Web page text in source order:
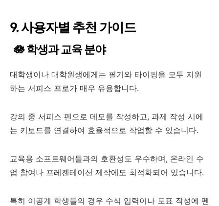
9. 사용자별 추천 가이드
🪷 학생과 교육 분야
대학생이나 대학원생에게는 필기와 타이핑을 모두 지원
하는 서피스 프로가 매우 유용합니다.
강의 중 서피스 펜으로 메모를 작성하고, 과제 작성 시에
는 키보드를 연결하여 효율적으로 작업할 수 있습니다.
교육용 소프트웨어들과의 호환성도 우수하며, 온라인 수
업 참여나 프레젠테이션 제작에도 최적화되어 있습니다.
특히 이공계 학생들의 경우 수식 입력이나 도표 작성에 펜